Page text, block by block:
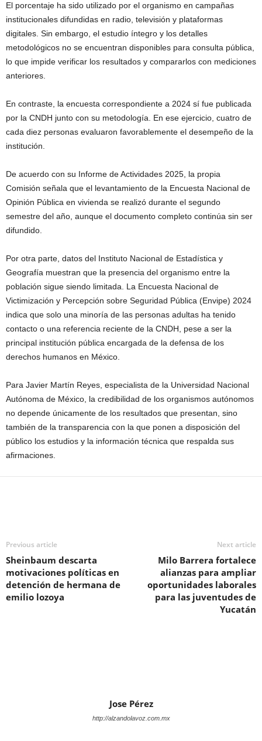
El porcentaje ha sido utilizado por el organismo en campañas
institucionales difundidas en radio, televisión y plataformas
digitales. Sin embargo, el estudio íntegro y los detalles
metodológicos no se encuentran disponibles para consulta pública,
lo que impide verificar los resultados y compararlos con mediciones
anteriores.
En contraste, la encuesta correspondiente a 2024 sí fue publicada
por la CNDH junto con su metodología. En ese ejercicio, cuatro de
cada diez personas evaluaron favorablemente el desempeño de la
institución.
De acuerdo con su Informe de Actividades 2025, la propia
Comisión señala que el levantamiento de la Encuesta Nacional de
Opinión Pública en vivienda se realizó durante el segundo
semestre del año, aunque el documento completo continúa sin ser
difundido.
Por otra parte, datos del Instituto Nacional de Estadística y
Geografía muestran que la presencia del organismo entre la
población sigue siendo limitada. La Encuesta Nacional de
Victimización y Percepción sobre Seguridad Pública (Envipe) 2024
indica que solo una minoría de las personas adultas ha tenido
contacto o una referencia reciente de la CNDH, pese a ser la
principal institución pública encargada de la defensa de los
derechos humanos en México.
Para Javier Martín Reyes, especialista de la Universidad Nacional
Autónoma de México, la credibilidad de los organismos autónomos
no depende únicamente de los resultados que presentan, sino
también de la transparencia con la que ponen a disposición del
público los estudios y la información técnica que respalda sus
afirmaciones.
Previous article
Sheinbaum descarta
motivaciones políticas en
detención de hermana de
emilio lozoya
Next article
Milo Barrera fortalece
alianzas para ampliar
oportunidades laborales
para las juventudes de
Yucatán
Jose Pérez
http://alzandolavoz.com.mx